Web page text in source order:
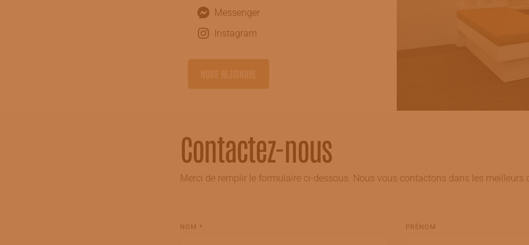
NOUS REJOINDRE
Messenger
Instagram
Contactez-nous
Merci de remplir le formulaire ci-dessous. Nous vous contactons dans les meilleurs
NOM * PRÉNOM